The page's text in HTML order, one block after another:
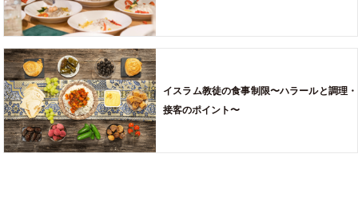
イスラム教徒の食事制限〜ハラールと調理・
接客のポイント〜